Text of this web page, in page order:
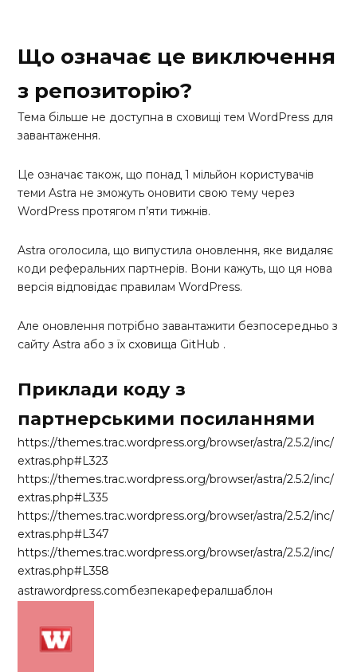
Що означає це виключення
з репозиторію?
Тема більше не доступна в сховищі тем WordPress для
завантаження.
Це означає також, що понад 1 мільйон користувачів
теми Astra не зможуть оновити свою тему через
WordPress протягом п’яти тижнів.
Astra оголосила, що випустила оновлення, яке видаляє
коди реферальних партнерів. Вони кажуть, що ця нова
версія відповідає правилам WordPress.
Але оновлення потрібно завантажити безпосередньо з
сайту Astra або з їх сховища GitHub .
Приклади коду з
партнерськими посиланнями
https://themes.trac.wordpress.org/browser/astra/2.5.2/inc/
extras.php#L323
https://themes.trac.wordpress.org/browser/astra/2.5.2/inc/
extras.php#L335
https://themes.trac.wordpress.org/browser/astra/2.5.2/inc/
extras.php#L347
https://themes.trac.wordpress.org/browser/astra/2.5.2/inc/
extras.php#L358
astrawordpress.comбезпекарефералшаблон